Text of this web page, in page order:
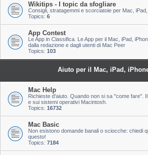
Wikitips - I topic da sfogliare
Consigli, stratagemmi e scorciatoie per Mac, iPad,
Topics: 6
App Contest
Le App in Classifica. Le App per il Mac, iPad,
dalla redazione e dagli utenti di Mac Peer
Topics: 103
Aiuto per il Mac, iPad,
Mac Help
Richieste d'aiuto. Quando non si sa "come fare".
e sui sistemi operativi Macintosh.
Topics: 16732
Mac Basic
Non esistono domande banali o sciocche: chiedi
questo!
Topics: 7184